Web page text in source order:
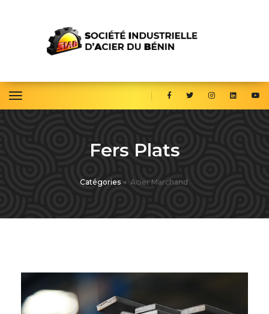
toggle navigation
Fers Plats
Catégories Acier Marchand